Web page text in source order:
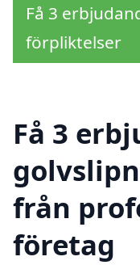
Få 3
förpliktelser
Få 3
från
företag